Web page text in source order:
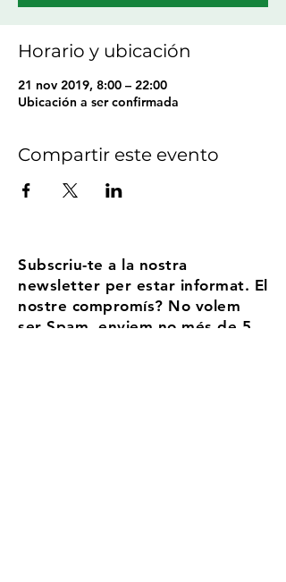
Horario y ubicación
21 nov 2019, 8:00 – 22:00
Ubicación a ser confirmada
Compartir este evento
Subscriu-te a la nostra
newsletter per estar informat. El
nostre compromís? No volem
ser Spam, enviem no més de 5